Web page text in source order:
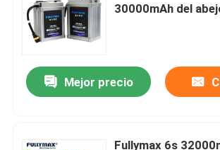
30000mAh del
Mejor precio
Fullymax 6s